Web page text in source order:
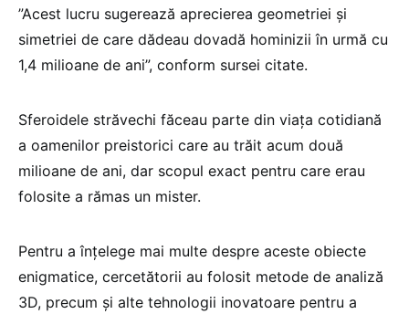
”Acest lucru sugerează aprecierea geometriei şi
simetriei de care dădeau dovadă hominizii în urmă cu
1,4 milioane de ani”, conform sursei citate.
Sferoidele străvechi făceau parte din viaţa cotidiană
a oamenilor preistorici care au trăit acum două
milioane de ani, dar scopul exact pentru care erau
folosite a rămas un mister.
Pentru a înţelege mai multe despre aceste obiecte
enigmatice, cercetătorii au folosit metode de analiză
3D, precum şi alte tehnologii inovatoare pentru a